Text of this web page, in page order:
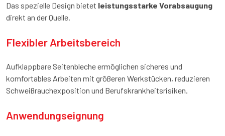
Das spezielle Design bietet leistungsstarke Vorabsaugung
direkt an der Quelle.
Flexibler Arbeitsbereich
Aufklappbare Seitenbleche ermöglichen sicheres und
komfortables Arbeiten mit größeren Werkstücken, reduzieren
Schweißrauchexposition und Berufskrankheitsrisiken.
Anwendungseignung